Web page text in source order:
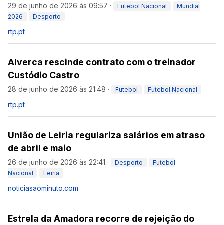
29 de junho de 2026 às 09:57 · Futebol Nacional
Mundial
2026
Desporto
rtp.pt
Alverca rescinde contrato com o treinador
Custódio Castro
28 de junho de 2026 às 21:48 · Futebol Futebol Nacional
rtp.pt
União de Leiria regulariza salários em atraso
de abril e maio
26 de junho de 2026 às 22:41 · Desporto
Futebol
Nacional
Leiria
noticiasaominuto.com
Estrela da Amadora recorre de rejeição do